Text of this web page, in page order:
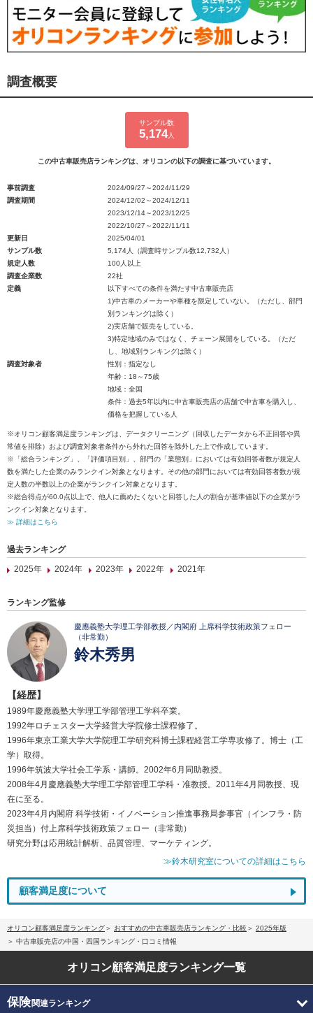
調査概要
サンプル数
5,174人
この中古車販売店ランキングは、オリコンの以下の調査に基づいています。
事前調査
2024/09/27～2024/11/29
調査期間
2024/12/02～2024/12/11
2023/12/14～2023/12/25
2022/10/27～2022/11/11
更新日
2025/04/01
サンプル数
5,174人（調査時サンプル数12,732人）
規定人数
100人以上
調査企業数
22社
定義
以下すべての条件を満たす中古車販売店
1)中古車のメーカーや車種を限定していない。（ただし、部門
別ランキングは除く）
2)実店舗で販売をしている。
3)特定地域のみではなく、チェーン展開をしている。（ただ
し、地域別ランキングは除く）
調査対象者
性別：指定なし
年齢：18～75歳
地域：全国
条件：過去5年以内に中古車販売店の店舗で中古車を購入し、
価格を把握している人
※オリコン顧客満足度ランキングは、データクリーニング（回収したデータから不正回答や異
常値を排除）および調査対象者条件から外れた回答を除外した上で作成しています。
※「総合ランキング」、「評価項目別」、部門の「業態別」においては有効回答者数が規定人
数を満たした企業のみランクイン対象となります。その他の部門においては有効回答者数が規
定人数の半数以上の企業がランクイン対象となります。
※総合得点が60.0点以上で、他人に薦めたくないと回答した人の割合が基準値以下の企業がラ
ンクイン対象となります。
≫ 詳細はこちら
過去ランキング
2025年
2024年 2023年 2022年 2021年
ランキング監修
慶應義塾大学理工学部教授／内閣府 上席科学技術政策フェロー
（非常勤）
鈴木秀男
【経歴】
1989年慶應義塾大学理工学部管理工学科卒業。
1992年ロチェスター大学経営大学院修士課程修了。
1996年東京工業大学大学院理工学研究科博士課程経営工学専攻修了。博士（工
学）取得。
1996年筑波大学社会工学系・講師。2002年6月同助教授。
2008年4月慶應義塾大学理工学部管理工学科・准教授。2011年4月同教授、現
在に至る。
2023年4月内閣府 科学技術・イノベーション推進事務局参事官（インフラ・防
災担当）付上席科学技術政策フェロー（非常勤）
研究分野は応用統計解析、品質管理、マーケティング。
≫鈴木研究室についての詳細はこちら
顧客満足度について
オリコン顧客満足度ランキング おすすめの中古車販売店ランキング・比較
2025年版
中古車販売店の中国・四国ランキング・口コミ情報
オリコン顧客満足度ランキング一覧
保険関連ランキング